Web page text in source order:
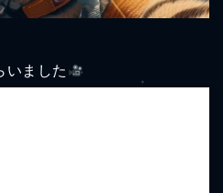
いました